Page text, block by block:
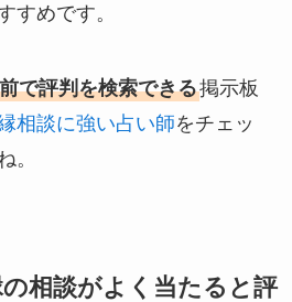
すめです。
で評判を検索できる掲示板
相談に強い占い師をチェッ
。
の相談がよく当たると評